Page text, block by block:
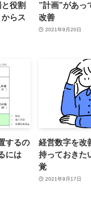
役割
らス
”計画”があっ
改善
2021年9月20日
するの
には
経営数字を改
持っておきた
覚
2021年9月17日